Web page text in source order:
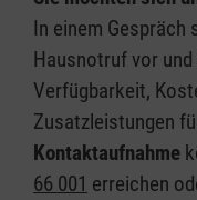
In einem Gespräch
Hausnotruf vor
Verfügbarkeit,
Zusatzleistungen
Kontaktaufnahme
66 001 erreichen